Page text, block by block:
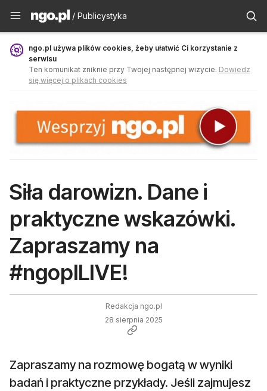
Publicystyka - ngo.pl
/ Publicystyka
ngo.pl używa plików cookies, żeby ułatwić Ci korzystanie z
serwisu
Ten komunikat zniknie przy Twojej następnej wizycie. Dowiedz
się więcej o plikach cookies
Siła darowizn. Dane i
praktyczne wskazówki.
Zapraszamy na
#ngoplLIVE!
Redakcja ngo.pl
28 sierpnia 2025
Zapraszamy na rozmowę bogatą w wyniki
badań i praktyczne przykłady. Jeśli zajmujesz